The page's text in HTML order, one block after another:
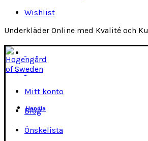
Wishlist
Underkläder Online med Kvalité och
Mitt konto
Blog
Önskelista
Handla